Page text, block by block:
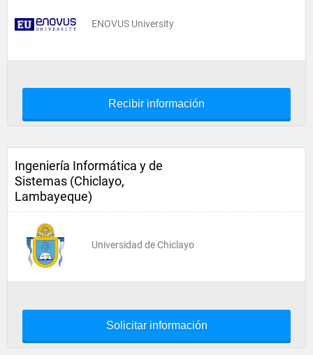
ENOVUS University
Recibir información
Ingeniería Informática y de
Sistemas (Chiclayo,
Lambayeque)
Universidad de Chiclayo
Solicitar información